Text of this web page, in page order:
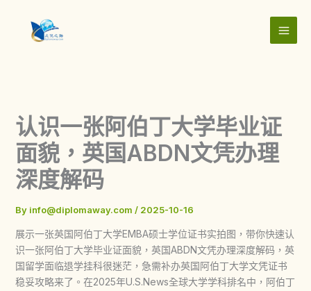
content
认识一张阿伯丁大学毕业证
面貌，英国ABDN文凭办理
深度解码
By info@diplomaway.com / 2025-10-16
展示一张英国阿伯丁大学EMBA硕士学位证书实拍图，带你快速认
识一张阿伯丁大学毕业证面貌，英国ABDN文凭办理深度解码，英
国留学面临退学挂科很迷茫，急需补办英国阿伯丁大学文凭证书
稳妥攻略来了。在2025年U.S.News全球大学学科排名中，阿伯丁